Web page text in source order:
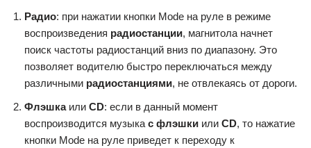
Радио: при нажатии кнопки Mode на руле в режиме
воспроизведения радиостанции, магнитола начнет
поиск частоты радиостанций вниз по диапазону. Это
позволяет водителю быстро переключаться между
различными радиостанциями, не отвлекаясь от дороги.
Флэшкаили CD: если в данный момент
воспроизводится музыка с флэшки или CD, то нажатие
кнопки Mode на руле приведет к переходу к